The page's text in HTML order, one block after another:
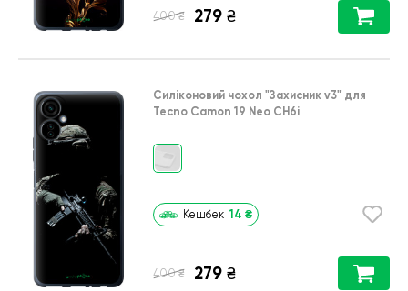
400 ₴ 279 ₴
Силіконовий чохол "Захисник v3" для
Tecno Camon 19 Neo CH6i
Кешбек 14 ₴
400 ₴ 279 ₴